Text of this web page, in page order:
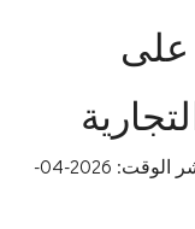
على
الكاتب:adhaiwell نشر الوقت: 2026-04-